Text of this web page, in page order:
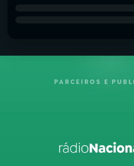
PARCEIROS E